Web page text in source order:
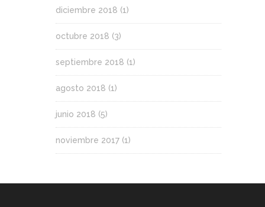
diciembre 2018 (1)
octubre 2018 (3)
septiembre 2018 (1)
agosto 2018 (1)
junio 2018 (5)
noviembre 2017 (1)